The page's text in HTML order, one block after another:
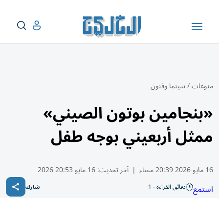
منوعات/سينما وفنون
«بنجامين بوتون الصيني»
ممثل أربعيني بوجه طفل
16 مايو 2026 20:39 مساء | آخر تحديث:16 مايو 20:53 2026
استمع دقائق القراءة - 1 شارك